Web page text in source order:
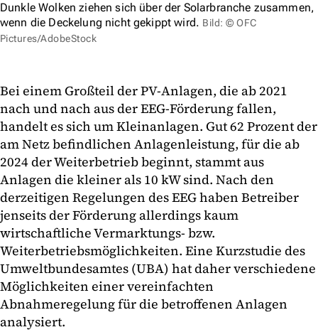
Dunkle Wolken ziehen sich über der Solarbranche zusammen,
wenn die Deckelung nicht gekippt wird. Bild: © OFC
Pictures/AdobeStock
Bei einem Großteil der PV-Anlagen, die ab 2021
nach und nach aus der EEG-Förderung fallen,
handelt es sich um Kleinanlagen. Gut 62 Prozent der
am Netz befindlichen Anlagenleistung, für die ab
2024 der Weiterbetrieb beginnt, stammt aus
Anlagen die kleiner als 10 kW sind. Nach den
derzeitigen Regelungen des EEG haben Betreiber
jenseits der Förderung allerdings kaum
wirtschaftliche Vermarktungs- bzw.
Weiterbetriebsmöglichkeiten. Eine Kurzstudie des
Umweltbundesamtes (UBA) hat daher verschiedene
Möglichkeiten einer vereinfachten
Abnahmeregelung für die betroffenen Anlagen
analysiert.